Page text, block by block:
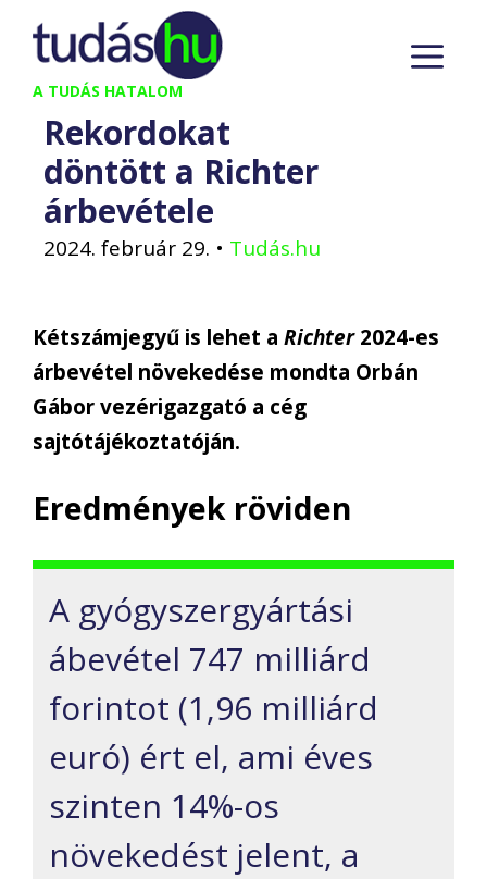
Kilépés
tartalomba
A TUDÁS HATALOM
Rekordokat
döntött a Richter
árbevétele
2024. február 29. • Tudás.hu
Kétszámjegyű is lehet a Richter2024-es
árbevétel növekedése mondta Orbán
Gábor vezérigazgató a cég
sajtótájékoztatóján.
Eredmények röviden
A gyógyszergyártási
ábevétel 747 milliárd
forintot (1,96 milliárd
euró) ért el, ami éves
szinten 14%-os
növekedést jelent, a